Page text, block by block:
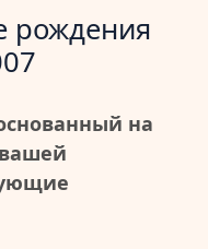
рождения
на